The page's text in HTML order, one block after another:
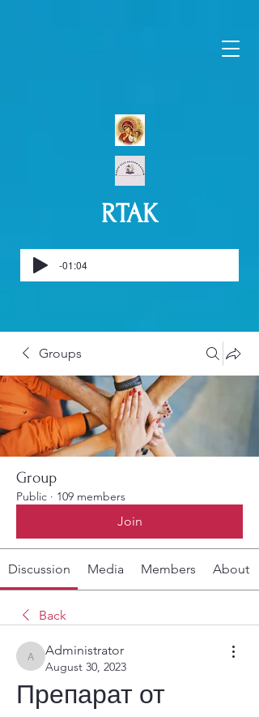
RTAK
-01:04
Groups
Group
Public · 109 members
Join
Discussion Media Members About
Back
Administrator
Administrator
August 30, 2023
Препарат от